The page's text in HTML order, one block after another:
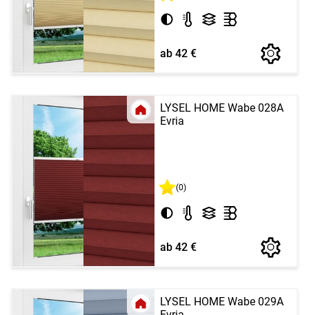
ab 42 €
LYSEL HOME Wabe 028A
Evria
(0)
ab 42 €
LYSEL HOME Wabe 029A